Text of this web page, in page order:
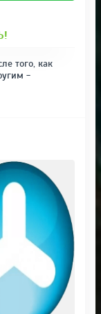
того, как
-